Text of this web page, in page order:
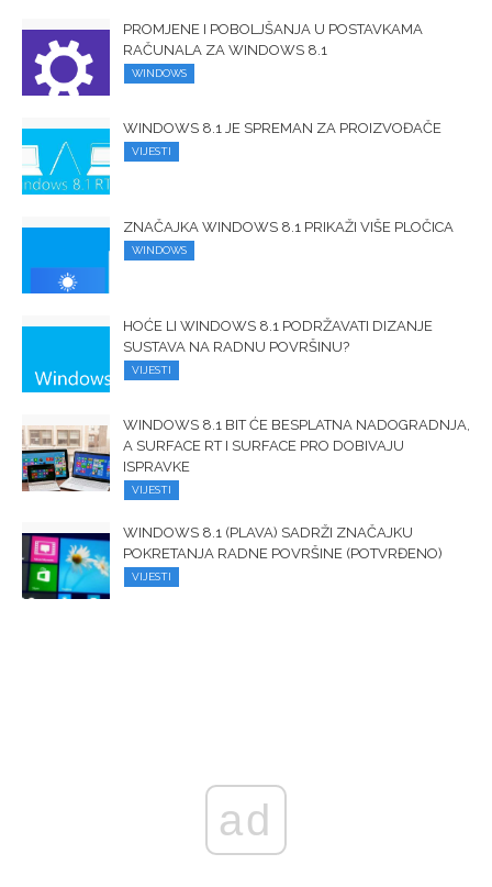
PROMJENE I POBOLJŠANJA U POSTAVKAMA
RAČUNALA ZA WINDOWS 8.1
WINDOWS
WINDOWS 8.1 JE SPREMAN ZA PROIZVOĐAČE
VIJESTI
ZNAČAJKA WINDOWS 8.1 PRIKAŽI VIŠE PLOČICA
WINDOWS
HOĆE LI WINDOWS 8.1 PODRŽAVATI DIZANJE
SUSTAVA NA RADNU POVRŠINU?
VIJESTI
WINDOWS 8.1 BIT ĆE BESPLATNA NADOGRADNJA,
A SURFACE RT I SURFACE PRO DOBIVAJU
ISPRAVKE
VIJESTI
WINDOWS 8.1 (PLAVA) SADRŽI ZNAČAJKU
POKRETANJA RADNE POVRŠINE (POTVRĐENO)
VIJESTI
ad